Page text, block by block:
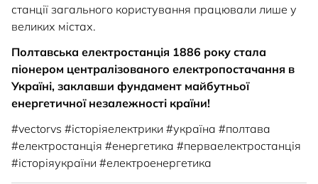
станції загального користування працювали лише у
великих містах.
Полтавська електростанція 1886 року стала
піонером централізованого електропостачання в
Україні, заклавши фундамент майбутньої
енергетичної незалежності країни!
#vectorvs #історіяелектрики #україна #полтава
#електростанція #енергетика #перваелектростанція
#історіяукраїни #електроенергетика